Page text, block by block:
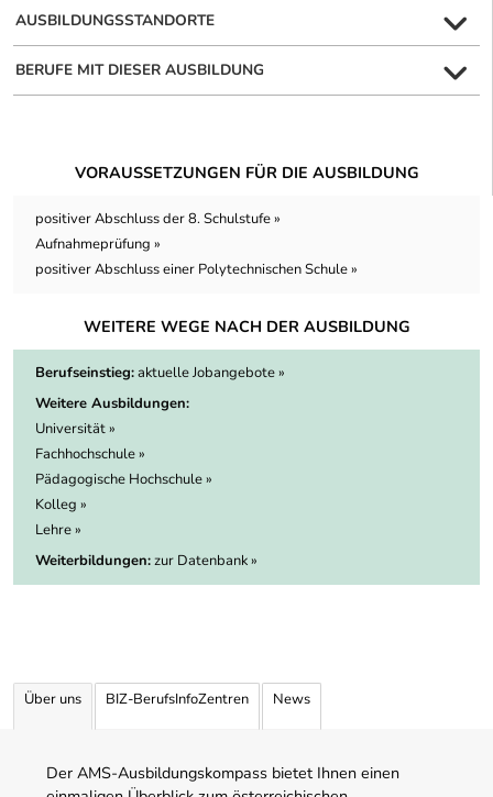
AUSBILDUNGSSTANDORTE
BERUFE MIT DIESER AUSBILDUNG
VORAUSSETZUNGEN FÜR DIE AUSBILDUNG
positiver Abschluss der 8. Schulstufe »
Aufnahmeprüfung »
positiver Abschluss einer Polytechnischen Schule »
WEITERE WEGE NACH DER AUSBILDUNG
Berufseinstieg:aktuelle Jobangebote »
Weitere Ausbildungen:
Universität »
Fachhochschule »
Pädagogische Hochschule »
Kolleg »
Lehre »
Weiterbildungen:zur Datenbank »
Über uns BIZ-BerufsInfoZentren News
Der AMS-Ausbildungskompass bietet Ihnen einen